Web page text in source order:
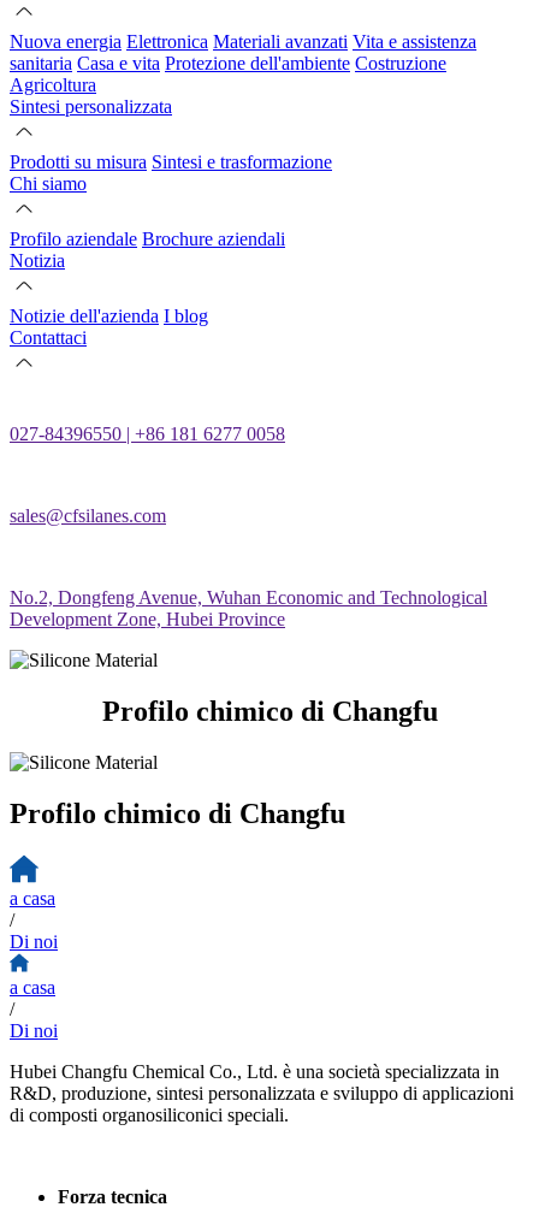
Nuova energia Elettronica Materiali avanzati Vita e assistenza
sanitaria Casa e vita Protezione dell'ambiente Costruzione
Agricoltura
Sintesi personalizzata
Prodotti su misura Sintesi e trasformazione
Chi siamo
Profilo aziendale Brochure aziendali
Notizia
Notizie dell'azienda I blog
Contattaci
027-84396550 | +86 181 6277 0058
sales@cfsilanes.com
No.2, Dongfeng Avenue, Wuhan Economic and Technological
Development Zone, Hubei Province
Profilo chimico di Changfu
Profilo chimico di Changfu
a casa
/
Di noi
a casa
/
Di noi
Hubei Changfu Chemical Co., Ltd. è una società specializzata in
R&D, produzione, sintesi personalizzata e sviluppo di applicazioni
di composti organosiliconici speciali.
Forza tecnica